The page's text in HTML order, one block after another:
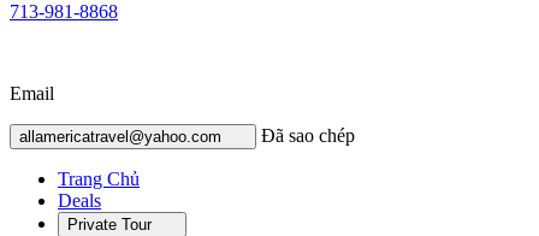
713-981-8868
Email
allamericatravel@yahoo.com Đã sao chép
Trang Chủ
Deals
Private Tour